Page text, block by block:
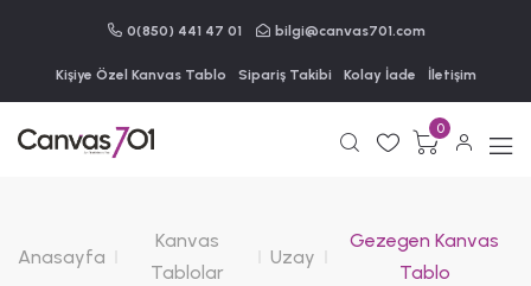
0(850) 441 47 01 bilgi@canvas701.com
Kişiye Özel Kanvas Tablo Sipariş Takibi Kolay İade İletişim
0
Anasayfa
Kanvas
Tablolar
Uzay
Gezegen Kanvas
Tablo